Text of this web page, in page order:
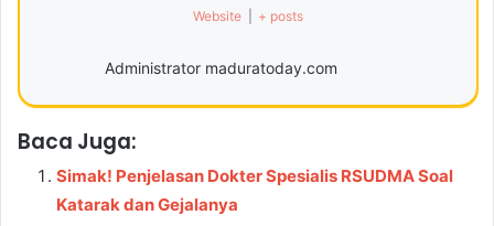
Website + posts
Administrator maduratoday.com
Baca Juga:
Simak! Penjelasan Dokter Spesialis RSUDMA Soal
Katarak dan Gejalanya